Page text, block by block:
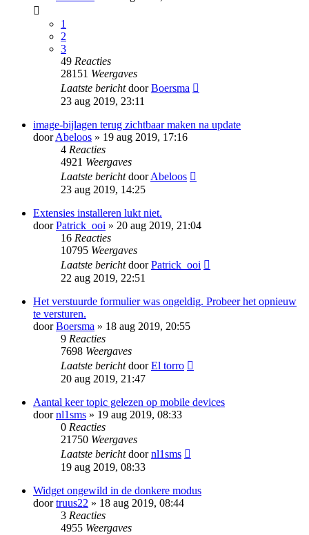
1
2
3
49 Reacties
28151 Weergaves
Laatste berichtdoorBoersma
23 aug 2019, 23:11
image-bijlagen terug zichtbaar maken na update
doorAbeloos » 19 aug 2019, 17:16
4 Reacties
4921 Weergaves
Laatste berichtdoorAbeloos
23 aug 2019, 14:25
Extensies installeren lukt niet.
doorPatrick_ooi » 20 aug 2019, 21:04
16 Reacties
10795 Weergaves
Laatste berichtdoorPatrick_ooi
22 aug 2019, 22:51
Het verstuurde formulier was ongeldig. Probeer het opnieuw
te versturen.
doorBoersma » 18 aug 2019, 20:55
9 Reacties
7698 Weergaves
Laatste berichtdoorEl torro
20 aug 2019, 21:47
Aantal keer topic gelezen op mobile devices
doornl1sms » 19 aug 2019, 08:33
0 Reacties
21750 Weergaves
Laatste berichtdoornl1sms
19 aug 2019, 08:33
Widget ongewild in de donkere modus
doortruus22 » 18 aug 2019, 08:44
3 Reacties
4955 Weergaves